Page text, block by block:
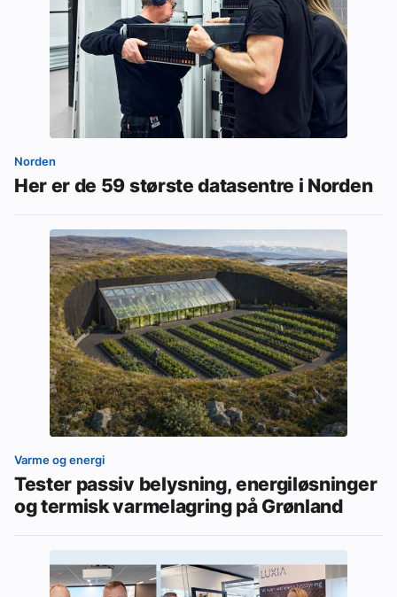
Norden
Her er de 59 største datasentre i Norden
Varme og energi
Tester passiv belysning, energiløsninger
og termisk varmelagring på Grønland